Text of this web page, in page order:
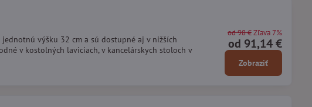
výšku 32 cm a sú dostupné aj v nižších
v kostolných laviciach, v kancelárskych stoloch v
od 91,14 €
od 98 €Zľava 7%
Zobraziť